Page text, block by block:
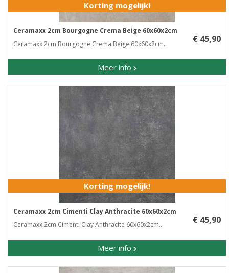
Korting mogelijk!
Ceramaxx 2cm Bourgogne Crema Beige 60x60x2cm
Ceramaxx 2cm Bourgogne Crema Beige 60x60x2cm..
Meer info
€ 45,90
Korting mogelijk!
Ceramaxx 2cm Cimenti Clay Anthracite 60x60x2cm
Ceramaxx 2cm Cimenti Clay Anthracite 60x60x2cm..
Meer info
€ 45,90